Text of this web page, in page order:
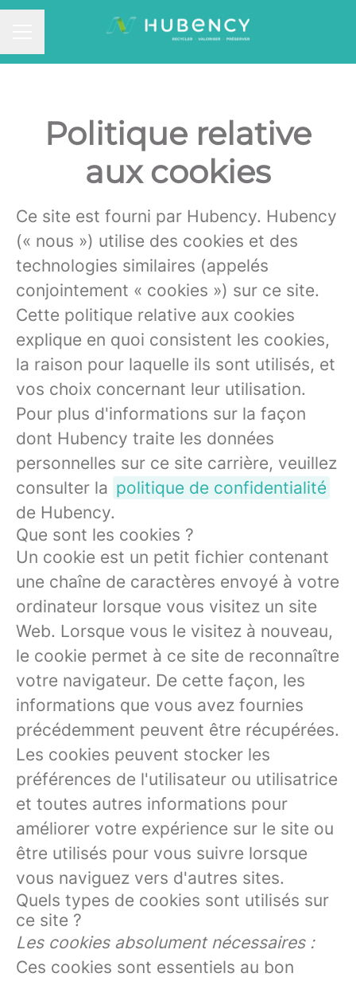
Politique relative
aux cookies
Ce site est fourni par Hubency. Hubency
(« nous ») utilise des cookies et des
technologies similaires (appelés
conjointement « cookies ») sur ce site.
Cette politique relative aux cookies
explique en quoi consistent les cookies,
la raison pour laquelle ils sont utilisés, et
vos choix concernant leur utilisation.
Pour plus d'informations sur la façon
dont Hubency traite les données
personnelles sur ce site carrière, veuillez
consulter la politique de confidentialité
de Hubency.
Que sont les cookies ?
Un cookie est un petit fichier contenant
une chaîne de caractères envoyé à votre
ordinateur lorsque vous visitez un site
Web. Lorsque vous le visitez à nouveau,
le cookie permet à ce site de reconnaître
votre navigateur. De cette façon, les
informations que vous avez fournies
précédemment peuvent être récupérées.
Les cookies peuvent stocker les
préférences de l'utilisateur ou utilisatrice
et toutes autres informations pour
améliorer votre expérience sur le site ou
être utilisés pour vous suivre lorsque
vous naviguez vers d'autres sites.
Quels types de cookies sont utilisés sur
ce site ?
Les cookies absolument nécessaires :
Ces cookies sont essentiels au bon